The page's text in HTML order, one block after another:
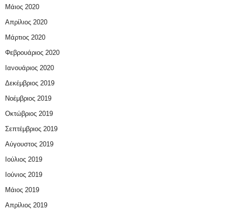
Μάιος 2020
Απρίλιος 2020
Μάρτιος 2020
Φεβρουάριος 2020
Ιανουάριος 2020
Δεκέμβριος 2019
Νοέμβριος 2019
Οκτώβριος 2019
Σεπτέμβριος 2019
Αύγουστος 2019
Ιούλιος 2019
Ιούνιος 2019
Μάιος 2019
Απρίλιος 2019